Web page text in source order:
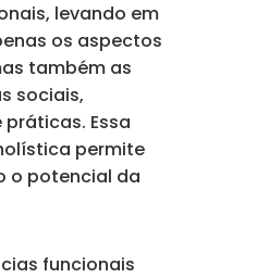
levando em
os aspectos
também as
sociais,
Essa
permite
o potencial da
funcionais